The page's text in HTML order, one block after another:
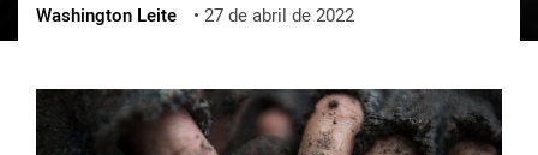
ქართული
vietnamese
Washington Leite • 27 de abril de 2022